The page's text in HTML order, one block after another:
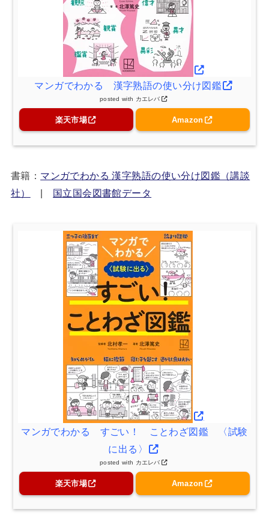
マンガでわかる 漢字熟語の使い分け図鑑
posted with カエレバ
楽天市場 Amazon
書籍： マンガでわかる 漢字熟語の使い分け図鑑（講談
社）
| 国立国会図書館データ
マンガでわかる すごい！ ことわざ図鑑 〈試験
に出る〉
posted with カエレバ
楽天市場 Amazon